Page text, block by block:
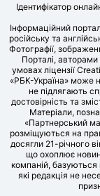
Ідентифікатор
Інформаційний
російську та
Фотографії,
Порталі, авторами
умовах ліцензії
«РБК-Україна» може
не підлягають
достовірність та
Матеріали,
«Партнерський
розміщуються на
досягли 21-річного
що охоплює
компаній, базуються
які редакція не